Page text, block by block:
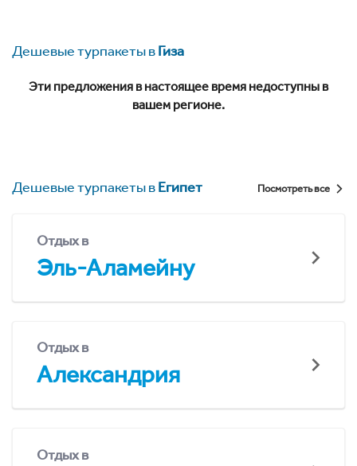
Дешевые турпакеты вГиза
Эти предложения в настоящее время недоступны в
вашем регионе.
Дешевые турпакеты вЕгипет Посмотреть все
Отдых в
Эль-Аламейну
Отдых в
Александрия
Отдых в